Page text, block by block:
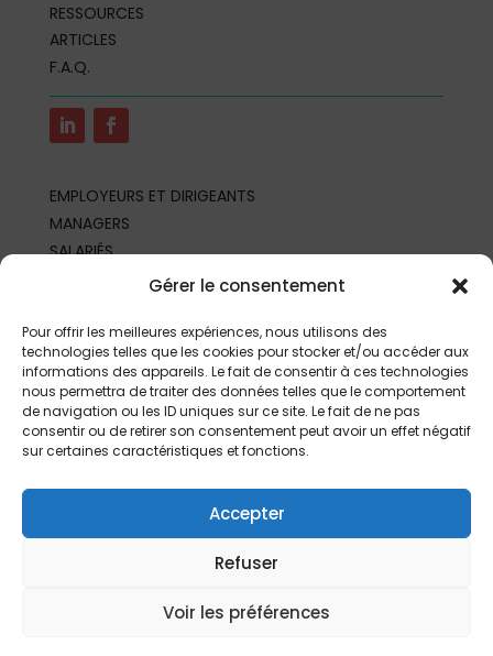
Gérer le consentement
Pour offrir les meilleures expériences, nous utilisons des
technologies telles que les cookies pour stocker et/ou accéder aux
informations des appareils. Le fait de consentir à ces technologies
nous permettra de traiter des données telles que le comportement
de navigation ou les ID uniques sur ce site. Le fait de ne pas
consentir ou de retirer son consentement peut avoir un effet négatif
sur certaines caractéristiques et fonctions.
Accepter
Refuser
Voir les préférences
RESSOURCES
ARTICLES
F.A.Q.
EMPLOYEURS ET DIRIGEANTS
MANAGERS
SALARIÉS
REPRÉSENTANTS DU PERSONNEL
PARTENAIRES ET PROFESSIONNELS
Mentions légales